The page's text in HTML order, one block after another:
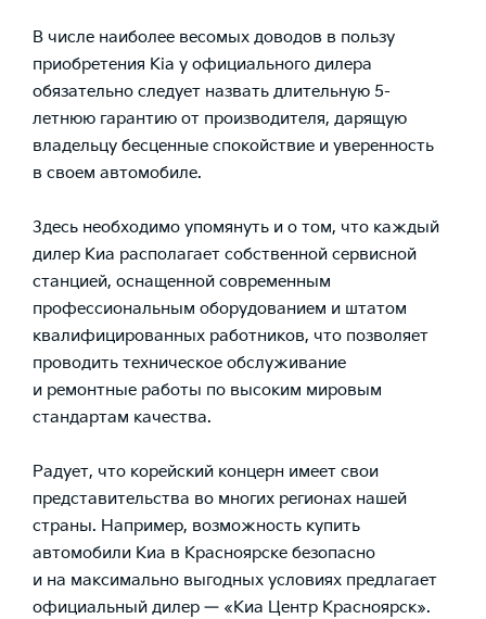
В числе наиболее весомых доводов в пользу
приобретения Kia у официального дилера
обязательно следует назвать длительную 5-
летнюю гарантию от производителя, дарящую
владельцу бесценные спокойствие и уверенность
в своем автомобиле.
Здесь необходимо упомянуть и о том, что каждый
дилер Киа располагает собственной сервисной
станцией, оснащенной современным
профессиональным оборудованием и штатом
квалифицированных работников, что позволяет
проводить техническое обслуживание
и ремонтные работы по высоким мировым
стандартам качества.
Радует, что корейский концерн имеет свои
представительства во многих регионах нашей
страны. Например, возможность купить
автомобили Киа в Красноярске безопасно
и на максимально выгодных условиях предлагает
официальный дилер — «Киа Центр Красноярск».